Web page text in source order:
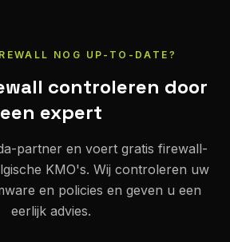
NOG UP-TO-DATE?
controleren door
een expert
partner en voert gratis firewall-
KMO's. Wij controleren uw
en policies en geven u een
eerlijk advies.